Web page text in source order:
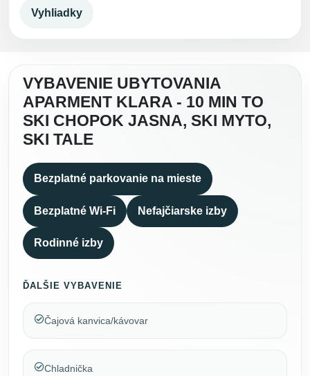
Vyhliadky
VYBAVENIE UBYTOVANIA
APARMENT KLARA - 10 MIN TO
SKI CHOPOK JASNA, SKI MYTO,
SKI TALE
Bezplatné parkovanie na mieste
Bezplatné Wi-Fi Nefajčiarske izby
Rodinné izby
ĎALŠIE VYBAVENIE
Čajová kanvica/kávovar
Chladnička